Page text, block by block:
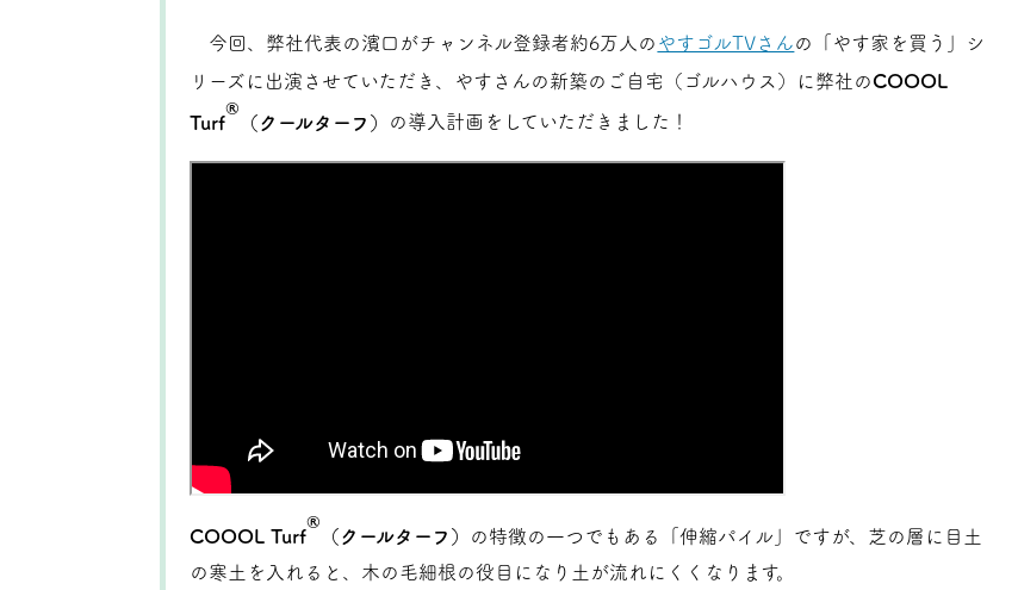
今回、弊社代表の濱口がチャンネル登録者約6万人の やすゴルTVさんの「やす家を買う」シ
リーズに出演させていただき、やすさんの新築のご自宅（ゴルハウス）に弊社のCOOOL
Turf
®
（クールターフ） の導入計画をしていただきました！
COOOL Turf
®
（クールターフ） の特徴の一つでもある「伸縮パイル」ですが、芝の層に目土
の寒土を入れると、木の毛細根の役目になり土が流れにくくなります。